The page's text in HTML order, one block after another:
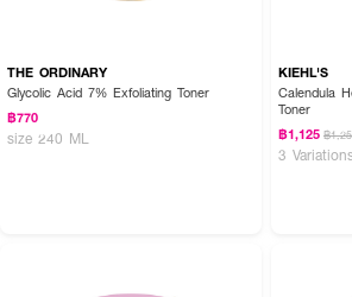
THE ORDINARY
Glycolic Acid 7% Exfoliating Toner
฿770
size 240 ML
KIEHL'S
Calendula
Toner
฿1,125 ฿
3